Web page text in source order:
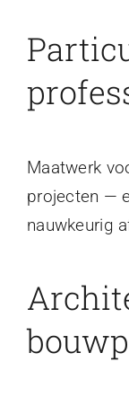
Maatwerk
projecten —
nauwkeurig